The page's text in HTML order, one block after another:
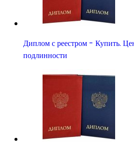
Диплом с реестром - Купить.
подлинности